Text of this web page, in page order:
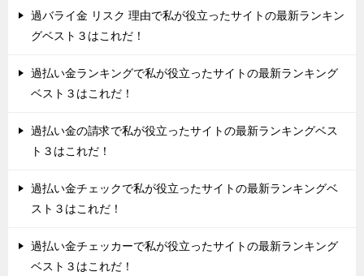
過バライ金 リスク 理由で私が役立ったサイトの最新ランキン
グベスト３はこれだ！
過払い金ランキングで私が役立ったサイトの最新ランキング
ベスト３はこれだ！
過払い金の請求で私が役立ったサイトの最新ランキングベス
ト３はこれだ！
過払い金チェックで私が役立ったサイトの最新ランキングベ
スト３はこれだ！
過払い金チェッカーで私が役立ったサイトの最新ランキング
ベスト３はこれだ！